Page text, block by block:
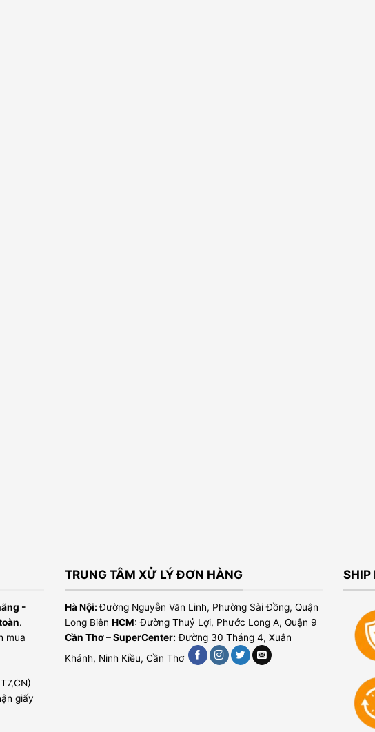
-
.
mua
giấy
TRUNG TÂM XỬ LÝ ĐƠN HÀNG
Hà Nội:Đường Nguyễn Văn Linh, Phường Sài Đồng, Quận
Long BiênHCM: Đường Thuỷ Lợi, Phước Long A, Quận 9
Cần Thơ – SuperCenter: Đường 30 Tháng 4, Xuân
Khánh, Ninh Kiều, Cần Thơ
SHIP